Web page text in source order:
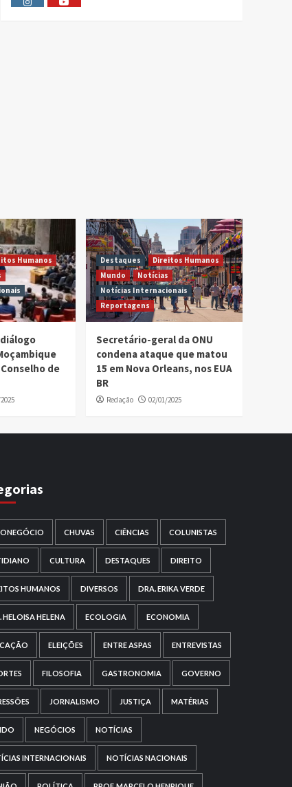
InstagramYoutube
Humanos
de
Destaques
Direitos Humanos
Mundo
Notícias
Notícias Internacionais
Reportagens
Secretário-geral da ONU
condena ataque que matou
15 em Nova Orleans, nos EUA
BR
Redação 02/01/2025
CHUVAS CIÊNCIAS COLUNISTAS
CULTURA DESTAQUES DIREITO
HUMANOS DIVERSOS DRA. ERIKA VERDE
HELOISA HELENA ECOLOGIA ECONOMIA
ELEIÇÕES ENTRE ASPAS ENTREVISTAS
FILOSOFIA GASTRONOMIA GOVERNO
JORNALISMO JUSTIÇA MATÉRIAS
NEGÓCIOS NOTÍCIAS
INTERNACIONAIS NOTÍCIAS NACIONAIS